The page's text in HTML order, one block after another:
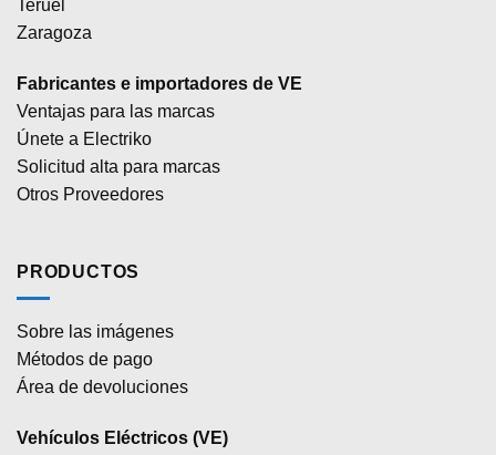
Teruel
Zaragoza
Fabricantes e importadores de VE
Ventajas para las marcas
Únete a Electriko
Solicitud alta para marcas
Otros Proveedores
PRODUCTOS
Sobre las imágenes
Métodos de pago
Área de devoluciones
Vehículos Eléctricos (VE)